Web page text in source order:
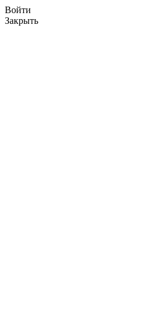
Войти
Закрыть